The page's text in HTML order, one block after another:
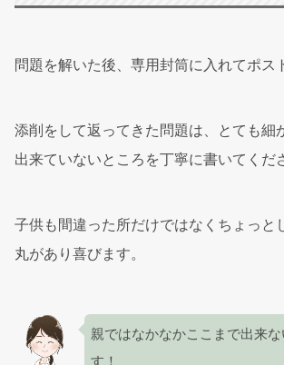
問題を解いた後、専用封筒に入れてポス
添削をして返ってきた問題は、とても細
出来ていないところを丁寧に書いてくだ
子供も間違った所だけではなくちょっと
丸があり喜びます。
親ではなかなかここまで出来
す！